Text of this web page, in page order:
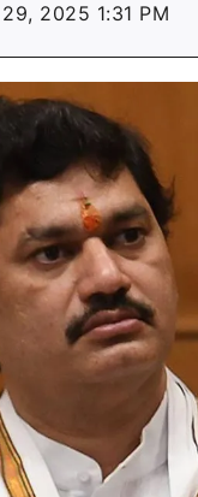
29, 2025 1:31 PM